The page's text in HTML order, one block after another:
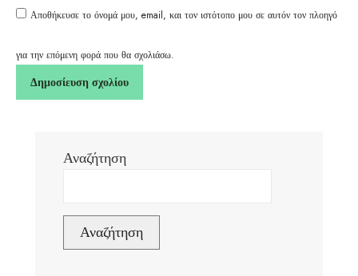
Αποθήκευσε το όνομά μου, email, και τον ιστότοπο μου σε αυτόν τον πλοηγό
για την επόμενη φορά που θα σχολιάσω.
Αναζήτηση
Αναζήτηση